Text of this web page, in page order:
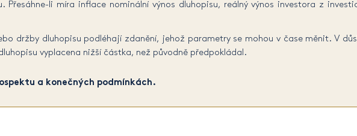
Přesáhne-li míra inflace nominální výnos dluhopisu, reálný výnos investora z
držby dluhopisu podléhají zdanění, jehož parametry se mohou v čase měnit. V
vyplacena nižší částka, než původně předpokládal.
a konečných podmínkách.